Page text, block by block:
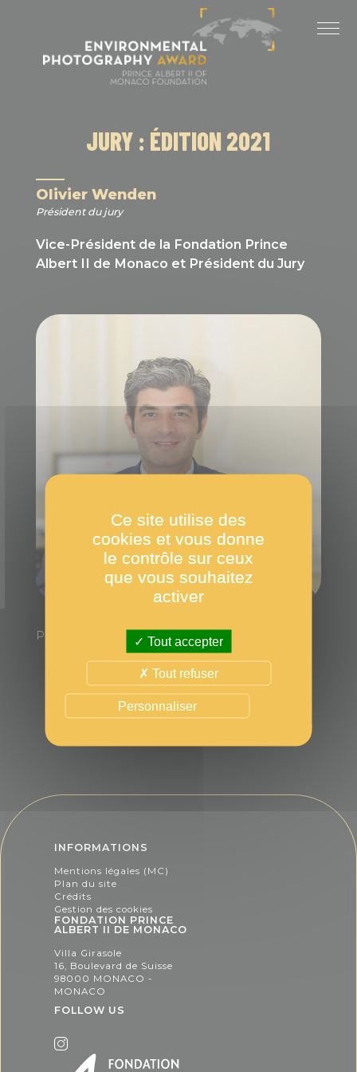
DERNIÈRES ÉDITIONS
ÉDITION 2022
JURY : ÉDITION 2021
Olivier Wenden
Président du jury
Vice-Président de la Fondation Prince
Albert II de Monaco et Président du Jury
Président du jury
INFORMATIONS
Mentions légales (MC)
Plan du site
Crédits
Gestion des cookies
FONDATION PRINCE
ALBERT II DE MONACO
Villa Girasole
16, Boulevard de Suisse
98000 MONACO -
MONACO
FOLLOW US
Ce site utilise des
cookies et vous donne
le contrôle sur ceux
que vous souhaitez
activer
Tout accepter
Tout refuser
Personnaliser